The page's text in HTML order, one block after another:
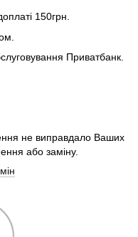
150грн.
Приватбанк.
не виправдало Ваших
або заміну.